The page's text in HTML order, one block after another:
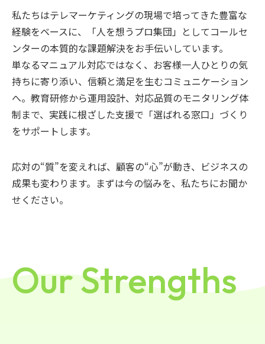
私たちはテレマーケティングの現場で培ってきた豊富な
経験をベースに、「人を想うプロ集団」としてコールセ
ンターの本質的な課題解決をお手伝いしています。
単なるマニュアル対応ではなく、お客様一人ひとりの気
持ちに寄り添い、信頼と満足を生むコミュニケーション
へ。教育研修から運用設計、対応品質のモニタリング体
制まで、実践に根ざした支援で「選ばれる窓口」づくり
をサポートします。
応対の“質”を変えれば、顧客の“心”が動き、ビジネスの
成果も変わります。まずは今の悩みを、私たちにお聞か
せください。
Our Strengths